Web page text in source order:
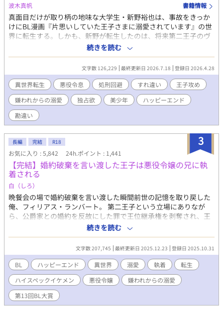
波木真帆 書籍情報
真面目だけが取り柄の地味な大学生・新野裕也は、事故をきっか
けにBL漫画『片思いしていた王子さまに溺愛されています』の世
界に転生する。しかも、新野が転生したのは、将来第二王子のヴ
ァレリウスに処刑される運命を持つ悪役令息・リュシエル。そん
な未来を回避するため、リュシエルはわがままな性格を改め、目
立たず穏やかに生きることを決意する。 しかしリュシエルの変化
が、嫌われていたはずの第二王子ヴァレリウスの関心を引いてし
まう。関わらないように、と願っていたはずなのに、なぜか少し
ずつ関係を変わっていって…… 処刑エンド回避を目指す転生令息
と、彼に惹かれていく王子のすれ違いから始まるハッピーエンド
なお話です。 R18には※つけます。
続きを読む
文字数 126,229 最終更新日 2026.7.18 登録日 2026.4.28
異世界転生 悪役令息 処刑回避 すれ違い
王子攻め
嫌われからの溺愛
独占欲 美少年
ハッピーエンド
勘違い
3
長編 完結 R18
お気に入り : 5,842 24h.ポイント : 1,441
【完結】婚約破棄を言い渡した王子は悪役令嬢の兄に執
着される
白（しろ）
晩餐会の場で婚約破棄を言い渡した瞬間前世の記憶を取り戻した
俺、フィリアス・ランバート。 第二王子という立場にありなが
ら、公爵家との婚約を反故にした罪で王位継承権を剥奪され、王
族の籍からも抜かれてしまった。 以前の俺なら怒り狂って暴れた
だろうが、前世である「畑中陽一」の記憶のおかげで、全てのこ
とをきちんと受け止められるようになった。 そして王都にいるこ
とすら許されなくなった俺は、悪役令嬢の兄であるリュシアン・
フォークナーが治める領地で監視されることとなった。 「あなた
はなにもしなくていいのです」 リュシアンにはそう言われたが、
前世日本人の血が働かざるもの食うべからずと訴えてくる……！
そんなこんなで仕事を見つけ出したフィリアスの今までとは違う
様子に、周囲はもちろんリュシアンも驚く。 心を入れ替えたフィ
続きを読む
文字数 207,745 最終更新日 2025.12.23 登録日 2025.10.31
BL ハッピーエンド 異世界 溺愛 執着
転生
ハイスペックイケメン
悪役令嬢
嫌われからの溺愛
第13回BL大賞